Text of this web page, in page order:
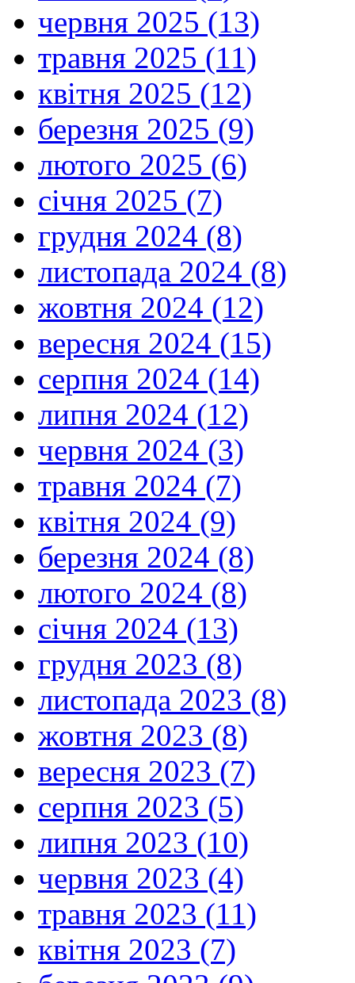
червня 2025 (13)
травня 2025 (11)
квітня 2025 (12)
березня 2025 (9)
лютого 2025 (6)
січня 2025 (7)
грудня 2024 (8)
листопада 2024 (8)
жовтня 2024 (12)
вересня 2024 (15)
серпня 2024 (14)
липня 2024 (12)
червня 2024 (3)
травня 2024 (7)
квітня 2024 (9)
березня 2024 (8)
лютого 2024 (8)
січня 2024 (13)
грудня 2023 (8)
листопада 2023 (8)
жовтня 2023 (8)
вересня 2023 (7)
серпня 2023 (5)
липня 2023 (10)
червня 2023 (4)
травня 2023 (11)
квітня 2023 (7)